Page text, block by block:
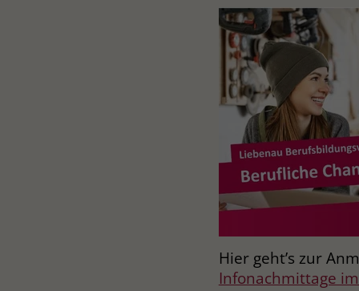
Hier geht’s zur
Infonachmittage